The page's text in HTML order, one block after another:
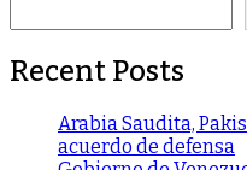
Recent Posts
Arabia Saudita,
acuerdo de defensa